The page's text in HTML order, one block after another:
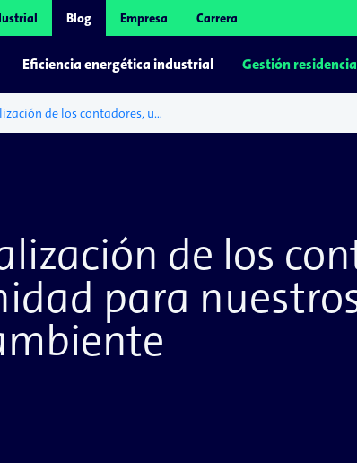
Blog Empresa Carrera
Eficiencia energética industrial Gestión
La digitalización de los contadores, una oportunidad para nuestros bolsillos y para el medio ambiente
de los
para